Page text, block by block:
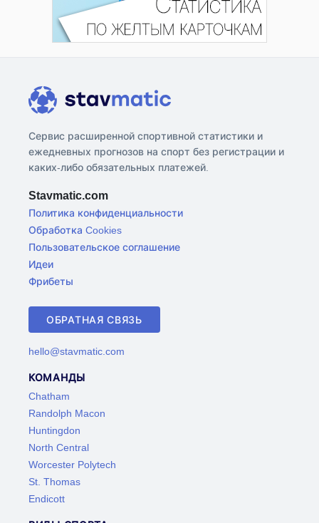
Сервис расширенной спортивной статистики и
ежедневных прогнозов на спорт без регистрации и
каких-либо обязательных платежей.
Stavmatic.com
Политика конфиденциальности
Обработка Cookies
Пользовательское соглашение
Идеи
Фрибеты
ОБРАТНАЯ СВЯЗЬ
hello@stavmatic.com
КОМАНДЫ
Chatham
Randolph Macon
Huntingdon
North Central
Worcester Polytech
St. Thomas
Endicott